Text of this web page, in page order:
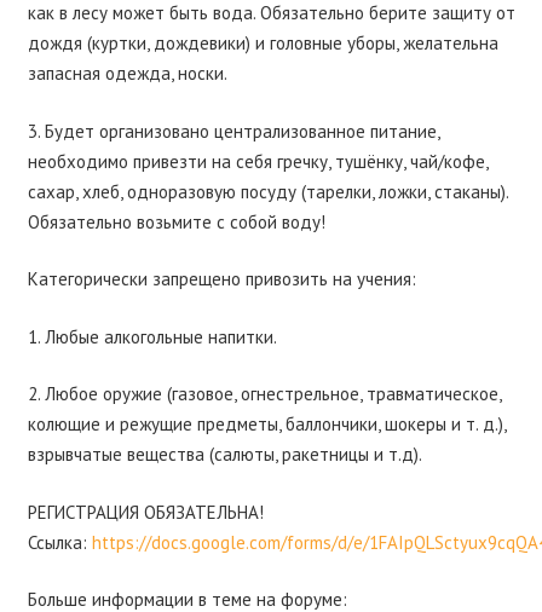
как в лесу может быть вода. Обязательно берите защиту от
дождя (куртки, дождевики) и головные уборы, желательна
запасная одежда, носки.
3. Будет организовано централизованное питание,
необходимо привезти на себя гречку, тушёнку, чай/кофе,
сахар, хлеб, одноразовую посуду (тарелки, ложки, стаканы).
Обязательно возьмите с собой воду!
Категорически запрещено привозить на учения:
1. Любые алкогольные напитки.
2. Любое оружие (газовое, огнестрельное, травматическое,
колющие и режущие предметы, баллончики, шокеры и т. д.),
взрывчатые вещества (салюты, ракетницы и т.д).
РЕГИСТРАЦИЯ ОБЯЗАТЕЛЬНА!
Ссылка: https://docs.google.com/forms/d/e/
Больше информации в теме на форуме: